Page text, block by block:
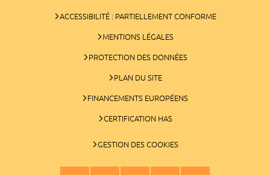
ACCESSIBILITÉ : PARTIELLEMENT CONFORME
MENTIONS LÉGALES
PROTECTION DES DONNÉES
PLAN DU SITE
FINANCEMENTS EUROPÉENS
CERTIFICATION HAS
GESTION DES COOKIES